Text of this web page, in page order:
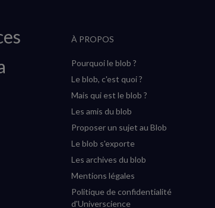
À PROPOS
Pourquoi le blob ?
Le blob, c'est quoi ?
Mais qui est le blob ?
Les amis du blob
Proposer un sujet au Blob
Le blob s'exporte
Les archives du blob
Mentions légales
Politique de confidentialité
d'Universcience